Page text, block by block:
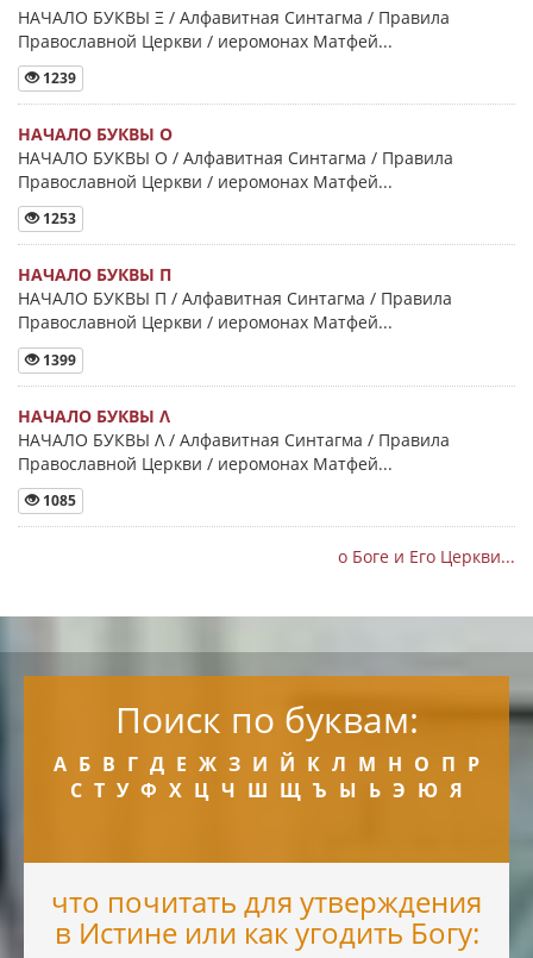
НАЧАЛО БУКВЫ Ξ / Алфавитная Синтагма / Правила
Православной Церкви / иеромонах Матфей...
1239
НАЧАЛО БУКВЫ Ο
НАЧАЛО БУКВЫ Ο / Алфавитная Синтагма / Правила
Православной Церкви / иеромонах Матфей...
1253
НАЧАЛО БУКВЫ Π
НАЧАЛО БУКВЫ Π / Алфавитная Синтагма / Правила
Православной Церкви / иеромонах Матфей...
1399
НАЧАЛО БУКВЫ Λ
НАЧАЛО БУКВЫ Λ / Алфавитная Синтагма / Правила
Православной Церкви / иеромонах Матфей...
1085
о Боге и Его Церкви...
Поиск по буквам:
А Б В Г Д Е Ж З И Й К Л М Н О П Р
С Т У Ф Х Ц Ч Ш Щ Ъ Ы Ь Э Ю Я
что почитать для утверждения
в Истине или как угодить Богу: